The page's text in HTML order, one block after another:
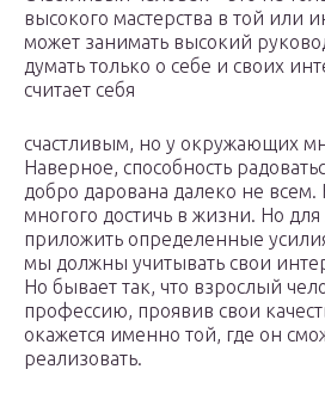
высокого мастерства в той или
может занимать высокий
думать только о себе и своих
считает себя
счастливым, но у окружающих
Наверное, способность
добро дарована далеко не
многого достичь в жизни. Но для
приложить определенные
мы должны учитывать свои
Но бывает так, что взрослый
профессию, проявив свои
окажется именно той, где он
реализовать.